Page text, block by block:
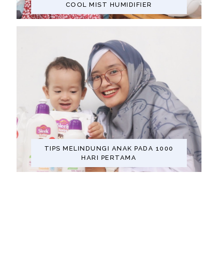
COOL MIST HUMIDIFIER
TIPS MELINDUNGI ANAK PADA 1000
HARI PERTAMA